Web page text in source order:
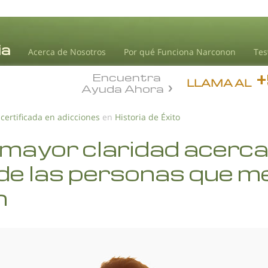
Acerca de Nosotros Por qué Funciona Narconon
LLAMA AL
Encuentra
Ayuda Ahora
en adicciones en Historia de Éxito
claridad acerca
las personas que